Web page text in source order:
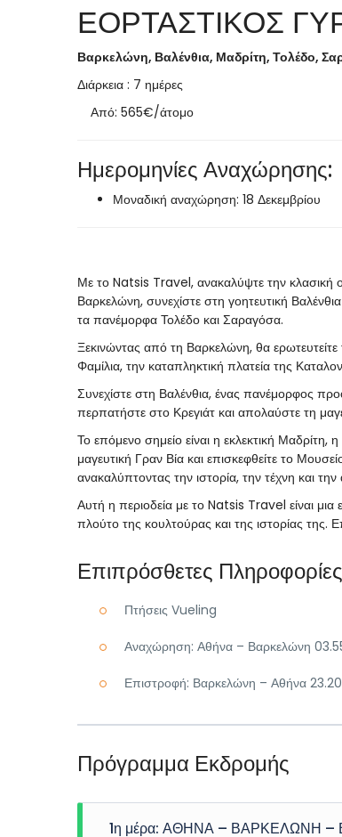
ΕΟΡΤΑΣΤΙΚΟΣ
Βαρκελώνη, Βαλένθια, Μαδρίτη, Τολέδο,
Διάρκεια : 7 ημέρες
Από: 565€/άτομο
Ημερομηνίες Αναχώρησης:
Μοναδική αναχώρηση: 18 Δεκεμβρίου
Με το Natsis Travel, ανακαλύψτε την κλασική
Βαρκελώνη, συνεχίστε στη γοητευτική
τα πανέμορφα Τολέδο και Σαραγόσα.
Ξεκινώντας από τη Βαρκελώνη, θα ερωτευτείτε
Φαμίλια, την καταπληκτική πλατεία της
Συνεχίστε στη Βαλένθια, ένας πανέμορφος
περπατήστε στο Κρεγιάτ και απολαύστε τη
Το επόμενο σημείο είναι η εκλεκτική
μαγευτική Γραν Βία και επισκεφθείτε το
ανακαλύπτοντας την ιστορία, την τέχνη και
Αυτή η περιοδεία με το Natsis Travel είναι μια
πλούτο της κουλτούρας και της ιστορίας της.
Επιπρόσθετες Πληροφορίες
Πτήσεις Vueling
Αναχώρηση: Αθήνα – Βαρκελώνη
Επιστροφή: Βαρκελώνη – Αθήνα
Πρόγραμμα Εκδρομής
1η μέρα: ΑΘΗΝΑ – ΒΑΡΚΕΛΩΝΗ –